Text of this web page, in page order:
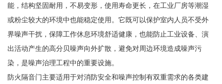
能，结构坚固耐用，不易变形，使用寿命更长，在工业厂房等潮湿
或粉尘较大的环境中也能稳定使用。它既可以保护室内人员不受外
界噪声干扰，保障工作休息环境舒适健康，也能防止工业设备、演
出活动产生的高分贝噪声向外扩散，避免对周边环境造成噪声污
染，是噪声治理工程中的重要设施。
防火隔音门主要适用于对消防安全和噪声控制有双重需求的各类建